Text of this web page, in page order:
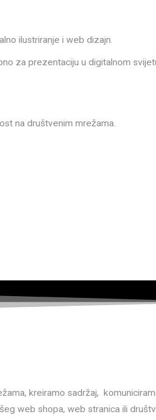
ilustriranje i web dizajn.
za prezentaciju u digitalnom
na društvenim mrežama.
kreiramo sadržaj,
web shopa, web stranica ili